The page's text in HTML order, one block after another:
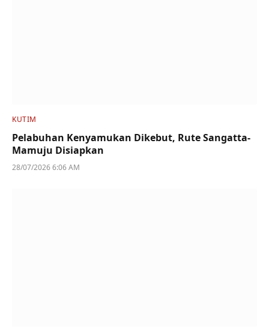
KUTIM
Pelabuhan Kenyamukan Dikebut, Rute Sangatta-
Mamuju Disiapkan
28/07/2026 6:06 AM